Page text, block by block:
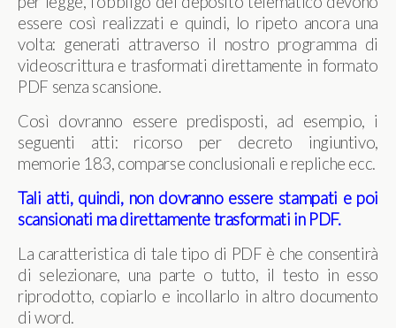
essere così realizzati e quindi, lo ripeto ancora una
volta: generati attraverso il nostro programma di
videoscrittura e trasformati direttamente in formato
PDF senza scansione.
Così dovranno essere predisposti, ad esempio, i
seguenti atti: ricorso per decreto ingiuntivo,
memorie 183, comparse conclusionali e repliche ecc.
Tali atti, quindi, non dovranno essere stampati e poi
scansionati ma direttamente trasformati in PDF.
La caratteristica di tale tipo di PDF è che consentirà
di selezionare, una parte o tutto, il testo in esso
riprodotto, copiarlo e incollarlo in altro documento
di word.